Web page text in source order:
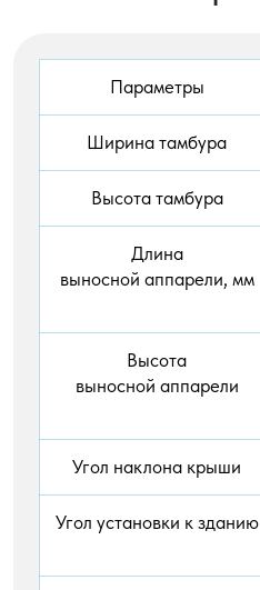
Параметры
Ширина тамбура
Высота тамбура
Длина
выносной аппарели, мм
Высота
выносной аппарели
Угол наклона крыши
Угол установки к зданию